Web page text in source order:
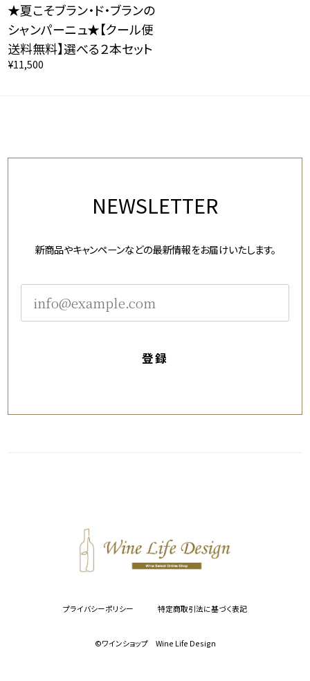
★夏こそブラン・ド・ブランの
シャンパーニュ★【クール便
送料無料】選べる２本セット
¥11,500
NEWSLETTER
新商品やキャンペーンなどの最新情報をお届けいたします。
登録
プライバシーポリシー 特定商取引法に基づく表記
©︎ワインショップ Wine Life Design